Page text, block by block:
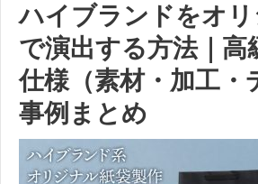
ハイブランドをオ
で演出する方法｜高
仕様（素材・加工・
事例まとめ